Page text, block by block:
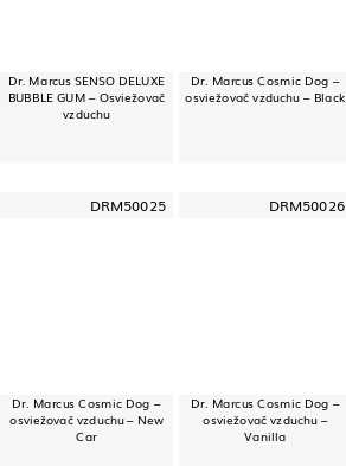
Dr. Marcus SENSO DELUXE
BUBBLE GUM – Osviežovač
vzduchu
Dr. Marcus Cosmic Dog –
osviežovač vzduchu – Black
DRM50025
Dr. Marcus Cosmic Dog –
osviežovač vzduchu – New
Car
DRM50026
Dr. Marcus Cosmic Dog –
osviežovač vzduchu –
Vanilla